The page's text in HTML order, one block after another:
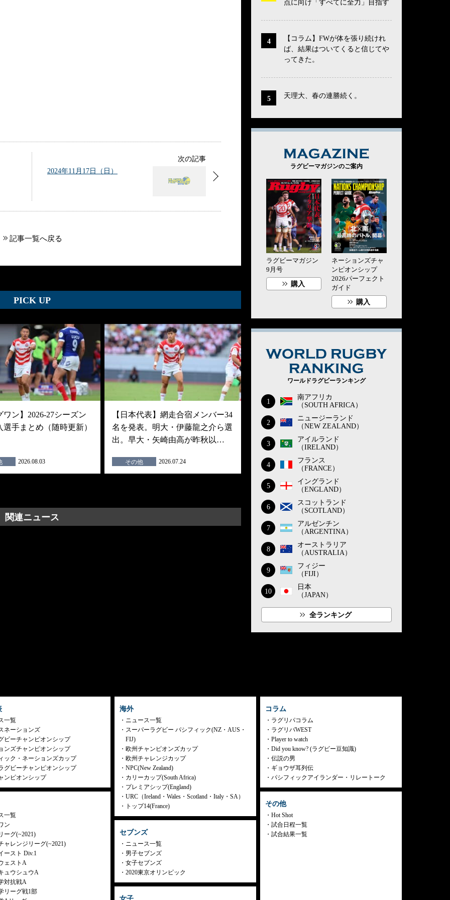
次の記事
2024年11月17日（日）
記事一覧へ戻る
PICK UP
ワン】2026-27シーズン
選手まとめ（随時更新）
2026.08.03
【日本代表】網走合宿メンバー34
名を発表。明大・伊藤龍之介ら選
出。早大・矢崎由高が昨秋以…
その他 2026.07.24
関連ニュース
点に向け「すべてに全力」目指す
【コラム】FWが体を張り続けれ
ば、結果はついてくると信じてや
ってきた。
天理大、春の連勝続く。
ラグビーマガジンのご案内
ラグビーマガジン
9月号
購入
ネーションズチャ
ンピオンシップ
2026パーフェクト
ガイド
購入
ワールドラグビーランキング
1
南アフリカ
（SOUTH AFRICA）
2
ニュージーランド
（NEW ZEALAND）
3
アイルランド
（IRELAND）
4
フランス
（FRANCE）
5
イングランド
（ENGLAND）
6
スコットランド
（SCOTLAND）
7
アルゼンチン
（ARGENTINA）
8
オーストラリア
（AUSTRALIA）
9
フィジー
（FIJI）
10
日本
（JAPAN）
全ランキング
一覧
ネーションズ
ビーチャンピオンシップ
ンズチャンピオンシップ
ック・ネーションズカップ
グビーチャンピオンシップ
ンピオンシップ
一覧
ン
ーグ(~2021)
ャレンジリーグ(~2021)
ースト Div.1
ェストA
ュウシュウA
対抗戦A
リーグ戦1部
海外
ニュース一覧
スーパーラグビー パシフィック(NZ・AUS・
FIJ)
欧州チャンピオンズカップ
欧州チャレンジカップ
NPC(New Zealand)
カリーカップ(South Africa)
プレミアシップ(England)
URC（Ireland・Wales・Scotland・Italy・SA）
トップ14(France)
セブンズ
ニュース一覧
男子セブンズ
女子セブンズ
2020東京オリンピック
コラム
ラグリパコラム
ラグリパWEST
Player to watch
Did you know? (ラグビー豆知識)
伝説の男
ギョウザ耳列伝
パシフィックアイランダー・リレートーク
その他
Hot Shot
試合日程一覧
試合結果一覧